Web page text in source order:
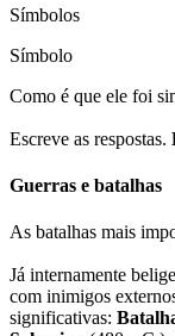
Símbolos
Símbolo
Como é que ele foi
Escreve as respostas.
Guerras e batalhas
As batalhas mais
Já internamente
com inimigos
significativas: